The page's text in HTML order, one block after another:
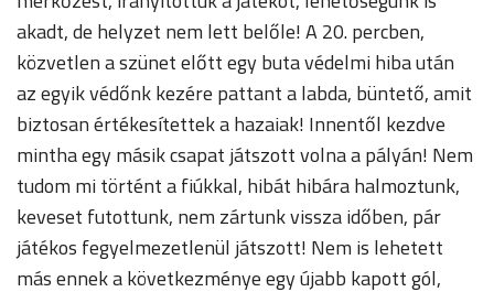
akadt, de helyzet nem lett belőle! A 20. percben,
közvetlen a szünet előtt egy buta védelmi hiba után
az egyik védőnk kezére pattant a labda, büntető, amit
biztosan értékesítettek a hazaiak! Innentől kezdve
mintha egy másik csapat játszott volna a pályán! Nem
tudom mi történt a fiúkkal, hibát hibára halmoztunk,
keveset futottunk, nem zártunk vissza időben, pár
játékos fegyelmezetlenül játszott! Nem is lehetett
más ennek a következménye egy újabb kapott gól,